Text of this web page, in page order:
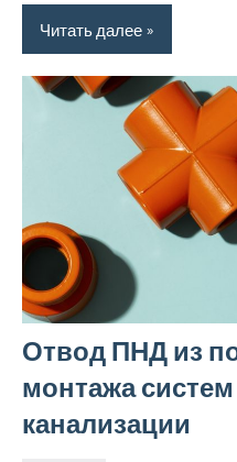
Читать далее
Отвод ПНД из
монтажа
канализации